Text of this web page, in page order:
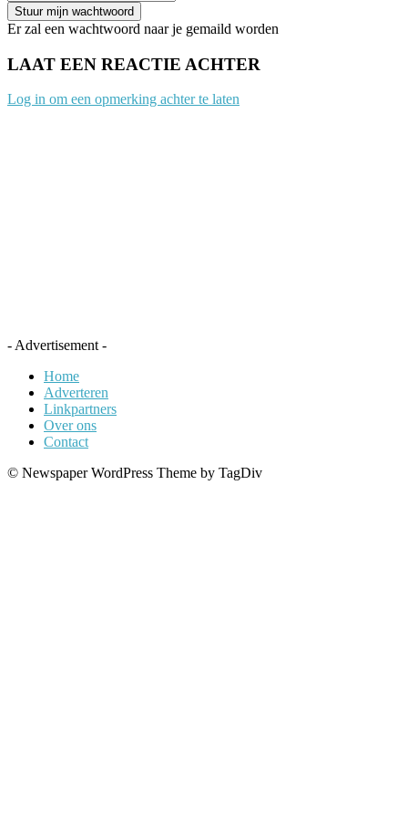
Er zal een wachtwoord naar je gemaild worden
LAAT EEN REACTIE ACHTER
Log in om een opmerking achter te laten
- Advertisement -
Home
Adverteren
Linkpartners
Over ons
Contact
© Newspaper WordPress Theme by TagDiv